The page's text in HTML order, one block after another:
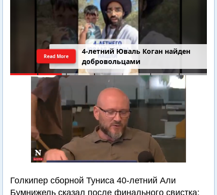
4-летний Юваль Коган найден
добровольцами
Read More
Голкипер сборной Туниса 40-летний Али
Бумнижель сказал после финального свистка: